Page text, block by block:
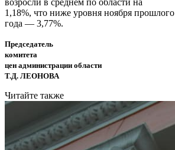
1,18%, что ниже уровня ноября прошлого
года — 3,77%.
Председатель
комитета
цен администрации области
Т.Д. ЛЕОНОВА
Читайте также